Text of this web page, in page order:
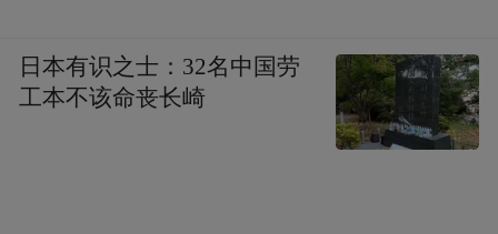
日本有识之士：32名中国劳
工本不该命丧长崎